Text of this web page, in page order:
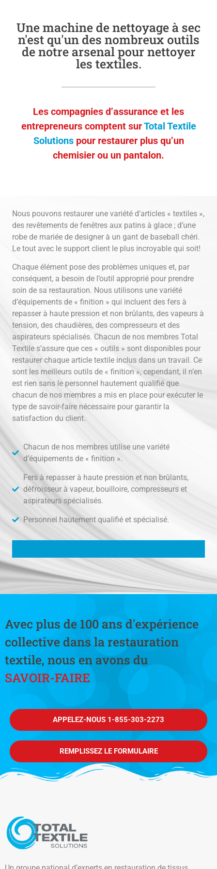
Une machine de nettoyage à sec
n'est qu'un des nombreux outils
de notre arsenal pour nettoyer
les textiles.
Les compagnies d’assurance et les
entrepreneurs comptent surTotal Textile
Solutionspour restaurer plus qu’un
chemisier ou un pantalon.
Nous pouvons restaurer une variété d’articles « textiles »,
des revêtements de fenêtres aux patins à glace ; d’une
robe de mariée de designer à un gant de baseball chéri.
Le tout avec le support client le plus incroyable qui soit!
Chaque élément pose des problèmes uniques et, par
conséquent, a besoin de l’outil approprié pour prendre
soin de sa restauration. Nous utilisons une variété
d’équipements de « finition » qui incluent des fers à
repasser à haute pression et non brûlants, des vapeurs à
tension, des chaudières, des compresseurs et des
aspirateurs spécialisés. Chacun de nos membres Total
Textile s’assure que ces « outils » sont disponibles pour
restaurer chaque article textile inclus dans un travail. Ce
sont les meilleurs outils de « finition », cependant, il n’en
est rien sans le personnel hautement qualifié que
chacun de nos membres a mis en place pour exécuter le
type de savoir-faire nécessaire pour garantir la
satisfaction du client.
Chacun de nos membres utilise une variété
d’équipements de « finition ».
Fers à repasser à haute pression et non brûlants,
défroisseur à vapeur, bouilloire, compresseurs et
aspirateurs spécialisés.
Personnel hautement qualifié et spécialisé.
Avec plus de 100 ans d'expérience
collective dans la restauration
textile, nous en avons du
SAVOIR-FAIRE
APPELEZ-NOUS 1-855-303-2273
REMPLISSEZ LE FORMULAIRE